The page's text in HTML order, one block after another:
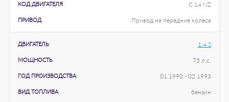
КОД ДВИГАТЕЛЯ C 14 NZ
ПРИВОД Привод на передние колеса
ДВИГАТЕЛЬ 1.4 S
МОЩНОСТЬ 75 л.с.
ГОД ПРОИЗВОДСТВА 01.1990 - 02.1993
ВИД ТОПЛИВА бензин